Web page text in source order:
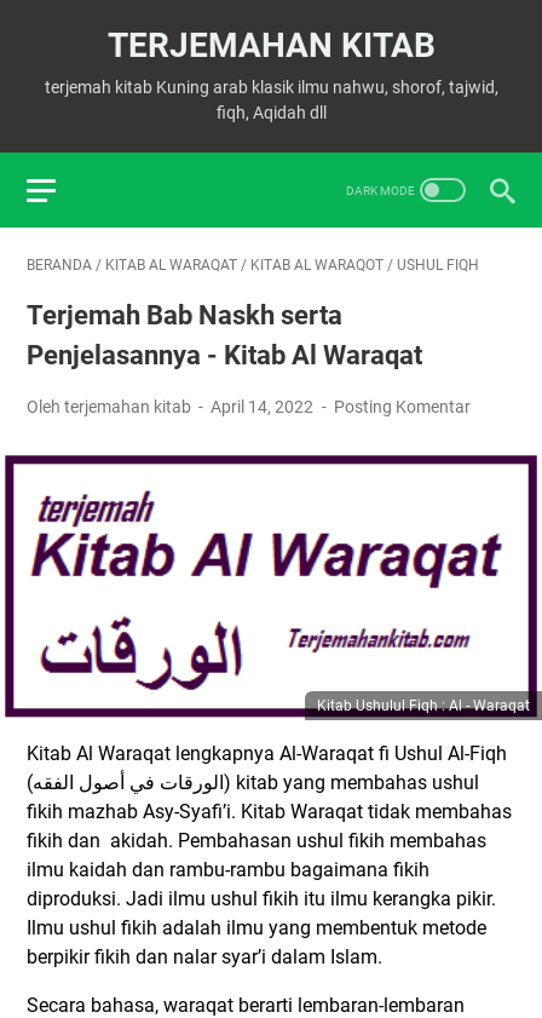
TERJEMAHAN KITAB
terjemah kitab Kuning arab klasik ilmu nahwu, shorof, tajwid,
fiqh, Aqidah dll
BERANDA / KITAB AL WARAQAT / KITAB AL WARAQOT / USHUL FIQH
Terjemah Bab Naskh serta
Penjelasannya - Kitab Al Waraqat
Oleh terjemahan kitab April 14, 2022 Posting Komentar
Kitab Ushulul Fiqh : Al - Waraqat
Kitab Al Waraqat lengkapnya Al-Waraqat fi Ushul Al-Fiqh
(الورقات في أصول الفقه) kitab yang membahas ushul
fikih mazhab Asy-Syafi’i. Kitab Waraqat tidak membahas
fikih dan akidah. Pembahasan ushul fikih membahas
ilmu kaidah dan rambu-rambu bagaimana fikih
diproduksi. Jadi ilmu ushul fikih itu ilmu kerangka pikir.
Ilmu ushul fikih adalah ilmu yang membentuk metode
berpikir fikih dan nalar syar’i dalam Islam.
Secara bahasa, waraqat berarti lembaran-lembaran